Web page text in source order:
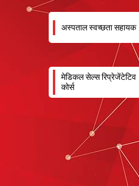
अस्पताल स्वच्छता सहायक
मेडिकल सेल्स रिप्रेजेंटेटिव
कोर्स